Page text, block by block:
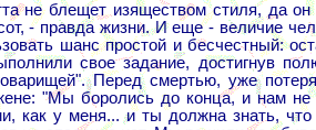
не блещет изяществом стиля, да
- правда жизни. И еще - величие
шанс простой и бесчестный:
свое задание, достигнув
Перед смертью, уже
"Мы боролись до конца, и нам
как у меня... и ты должна знать,